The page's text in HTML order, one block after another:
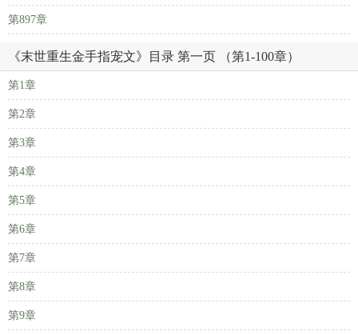
第897章
《末世重生金手指宠文》目录 第一页 （第1-100章）
第1章
第2章
第3章
第4章
第5章
第6章
第7章
第8章
第9章